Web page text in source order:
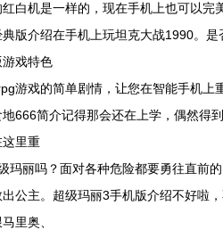
机是一样的，现在手机上也可以完
版介绍在手机上玩坦克大战1990。是
戏特色
戏的简单剧情，让您在智能手机上
666简介记得那会还在上学，偶然得
里重
丽吗？面对各种危险都要勇往直前的
公主。超级玛丽3手机版介绍不好啦，
里奥、